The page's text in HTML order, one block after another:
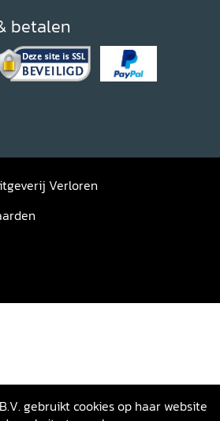
betalen
Verloren
gebruikt cookies op haar website